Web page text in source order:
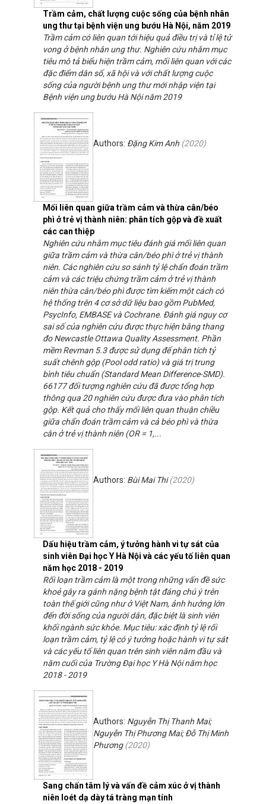
Trầm cảm, chất lượng cuộc sống của bệnh nhân
ung thư tại bệnh viện ung bướu Hà Nội, năm 2019
Trầm cảm có liên quan tới hiệu quả điều trị và tỉ lệ tử
vong ở bệnh nhân ung thư. Nghiên cứu nhằm mục
tiêu mô tả biểu hiện trầm cảm, mối liên quan với các
đặc điểm dân số, xã hội và với chất lượng cuộc
sống của người bệnh ung thư mới nhập viện tại
Bệnh viện ung bướu Hà Nội năm 2019
Mối liên quan giữa trầm cảm và thừa cân/béo
phì ở trẻ vị thành niên: phân tích gộp và đề xuất
các can thiệp
Authors: Đặng Kim Anh (2020)
Nghiên cứu nhằm mục tiêu đánh giá mối liên quan
giữa trầm cảm và thừa cân/béo phì ở trẻ vị thành
niên. Các nghiên cứu so sánh tỷ lệ chẩn đoán trầm
cảm và các triệu chứng trầm cảm ở trẻ vị thành
niên thừa cân/béo phì được tìm kiếm một cách có
hệ thống trên 4 cơ sở dữ liệu bao gồm PubMed,
PsycInfo, EMBASE và Cochrane. Đánh giá nguy cơ
sai số của nghiên cứu được thực hiện bằng thang
đo Newcastle Ottawa Quality Assessment. Phần
mềm Revman 5.3 được sử dụng để phân tích tỷ
suất chênh gộp (Pool odd ratio) và giá trị trung
bình tiêu chuẩn (Standard Mean Difference-SMD).
66177 đối tượng nghiên cứu đã được tổng hợp
thông qua 20 nghiên cứu được đưa vào phân tích
gộp. Kết quả cho thấy mối liên quan thuận chiều
giữa chẩn đoán trầm cảm và cả béo phì và thừa
cân ở trẻ vị thành niên (OR = 1,...
Dấu hiệu trầm cảm, ý tưởng hành vi tự sát của
sinh viên Đại học Y Hà Nội và các yếu tố liên quan
năm học 2018 - 2019
Authors: Bùi Mai Thi(2020)
Rối loạn trầm cảm là một trong những vấn đề sức
khoẻ gây ra gánh nặng bệnh tật đáng chú ý trên
toàn thế giới cũng như ở Việt Nam, ảnh hưởng lớn
đến đời sống của người dân, đặc biệt là sinh viên
khối ngành sức khỏe. Mục tiêu: xác định tỷ lệ rối
loạn trầm cảm, tỷ lệ có ý tưởng hoặc hành vi tự sát
và các yếu tố liên quan trên sinh viên năm đầu và
năm cuối của Trường Đại học Y Hà Nội năm học
2018 - 2019
Sang chấn tâm lý và vấn đề cảm xúc ở vị thành
niên loét dạ dày tá tràng mạn tính
Authors: Nguyễn Thị Thanh Mai;
Nguyễn Thị Phương Mai; Đỗ Thị Minh
Phương(2020)